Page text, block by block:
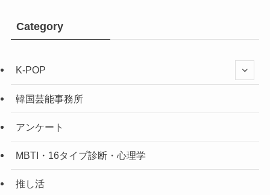
Category
K-POP
韓国芸能事務所
アンケート
MBTI・16タイプ診断・心理学
推し活